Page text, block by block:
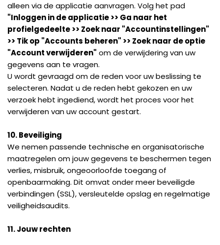
alleen via de applicatie aanvragen. Volg het pad
"Inloggen in de applicatie >> Ga naar het
profielgedeelte >> Zoek naar "Accountinstellingen"
>> Tik op "Accounts beheren" >> Zoek naar de optie
"Account verwijderen" om de verwijdering van uw
gegevens aan te vragen.
U wordt gevraagd om de reden voor uw beslissing te
selecteren. Nadat u de reden hebt gekozen en uw
verzoek hebt ingediend, wordt het proces voor het
verwijderen van uw account gestart.
10. Beveiliging
We nemen passende technische en organisatorische
maatregelen om jouw gegevens te beschermen tegen
verlies, misbruik, ongeoorloofde toegang of
openbaarmaking. Dit omvat onder meer beveiligde
verbindingen (SSL), versleutelde opslag en regelmatige
veiligheidsaudits.
11. Jouw rechten